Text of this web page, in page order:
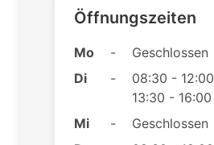
Öffnungszeiten
Mo -
Geschlossen
Di
-
08:30 - 12:00
13:30 - 16:00
Mi
-
Geschlossen